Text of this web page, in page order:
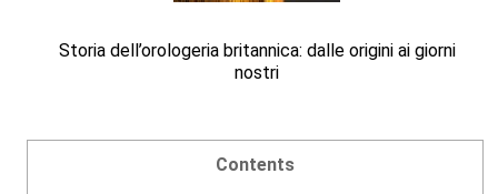
Storia dell’orologeria britannica: dalle origini ai giorni
nostri
Contents